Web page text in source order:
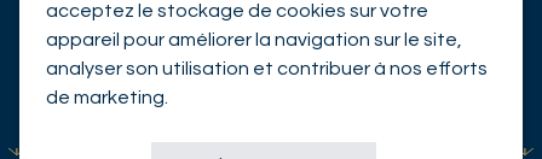
acceptez le stockage de cookies sur votre
appareil pour améliorer la navigation sur le site,
analyser son utilisation et contribuer à nos efforts
de marketing.